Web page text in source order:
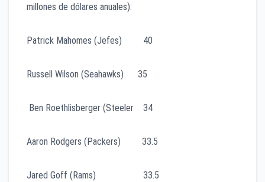
millones de dólares anuales):
Patrick Mahomes (Jefes) 40
Russell Wilson (Seahawks) 35
Ben Roethlisberger (Steeler 34
Aaron Rodgers (Packers) 33.5
Jared Goff (Rams) 33.5